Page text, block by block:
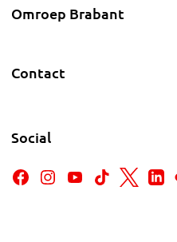
Omroep Brabant
Contact
Social